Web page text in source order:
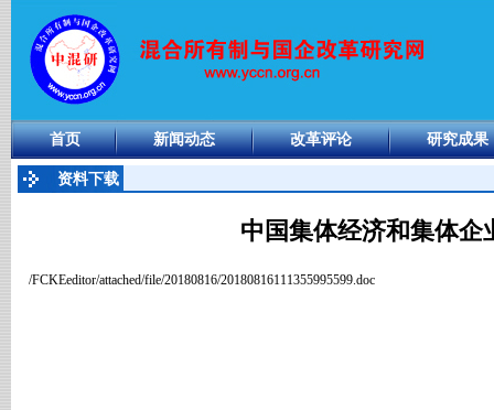
首页 新闻动态 改革评论 研究成果
资料下载
中国集体经济和集体企
/FCKEeditor/attached/file/20180816/20180816111355995599.doc